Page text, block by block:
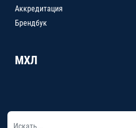
Аккредитация
Брендбук
МХЛ